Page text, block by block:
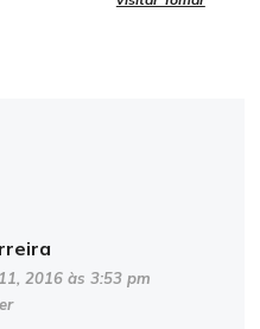
2016 às 3:53 pm